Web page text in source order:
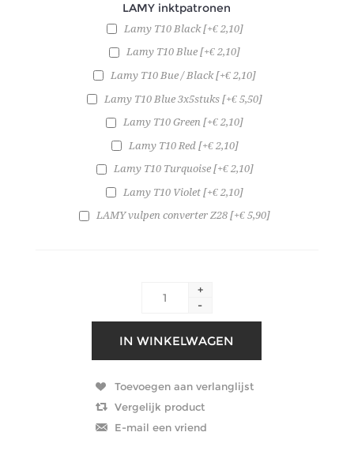
LAMY inktpatronen
Lamy T10 Black [+€ 2,10]
Lamy T10 Blue [+€ 2,10]
Lamy T10 Bue / Black [+€ 2,10]
Lamy T10 Blue 3x5stuks [+€ 5,50]
Lamy T10 Green [+€ 2,10]
Lamy T10 Red [+€ 2,10]
Lamy T10 Turquoise [+€ 2,10]
Lamy T10 Violet [+€ 2,10]
LAMY vulpen converter Z28 [+€ 5,90]
+
-